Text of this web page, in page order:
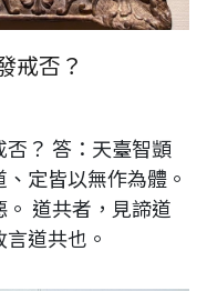
戒否？
？ 答：天臺智顗
定皆以無作為體。
道共者，見諦道
道共也。